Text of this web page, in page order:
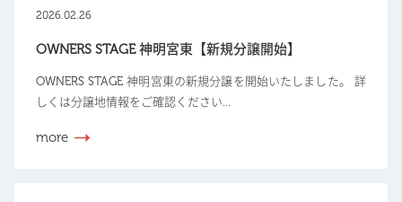
2026.02.26
OWNERS STAGE 神明宮東【新規分譲開始】
OWNERS STAGE 神明宮東の新規分譲を開始いたしました。 詳
しくは分譲地情報をご確認ください...
more